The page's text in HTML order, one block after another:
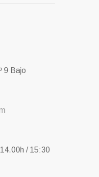
9 Bajo
/ 15:30